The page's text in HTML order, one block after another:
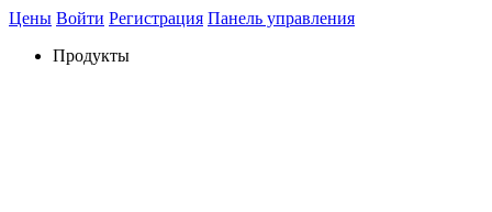
Цены Войти Регистрация Панель управления
Продукты